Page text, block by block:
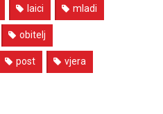
laici mladi
obitelj
post vjera